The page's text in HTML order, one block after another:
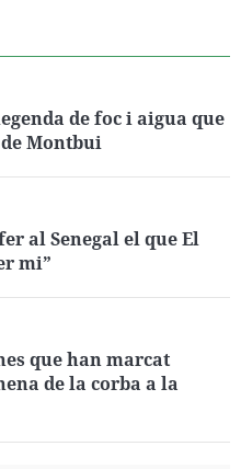
de foc i aigua que
Montbui
al Senegal el que El
mi”
que han marcat
de la corba a la